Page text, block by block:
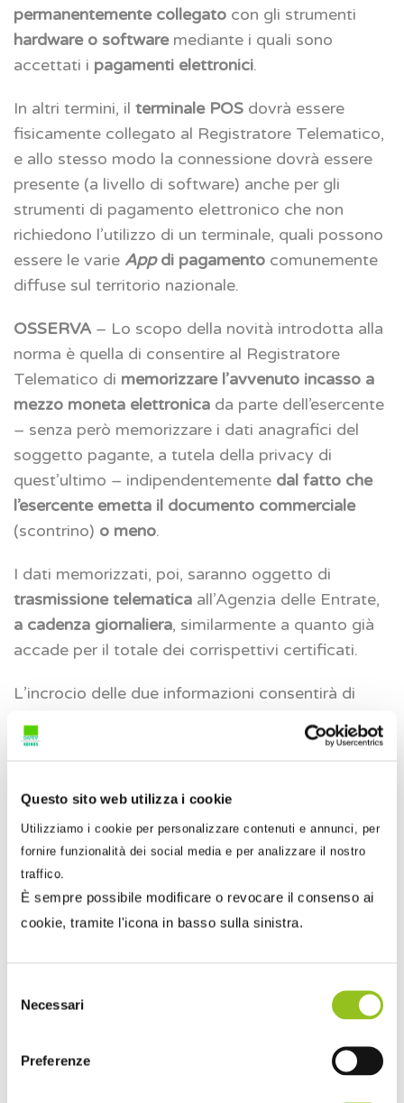
Questo sito web utilizza i cookie
Utilizziamo i cookie per personalizzare contenuti e annunci, per
fornire funzionalità dei social media e per analizzare il nostro
traffico.
È sempre possibile modificare o revocare il consenso ai
cookie, tramite l'icona in basso sulla sinistra.
delNecessari
Preferenze
permanentemente collegato con gli strumenti
hardware o softwaremediante i quali sono
accettati i pagamenti elettronici.
In altri termini, il terminale POS dovrà essere
fisicamente collegato al Registratore Telematico,
e allo stesso modo la connessione dovrà essere
presente (a livello di software) anche per gli
strumenti di pagamento elettronico che non
richiedono l’utilizzo di un terminale, quali possono
essere le varie Appdi pagamento comunemente
diffuse sul territorio nazionale.
OSSERVA – Lo scopo della novità introdotta alla
norma è quella di consentire al Registratore
Telematico di memorizzare l’avvenuto incasso a
mezzo moneta elettronica da parte dell’esercente
– senza però memorizzare i dati anagrafici del
soggetto pagante, a tutela della privacy di
quest’ultimo – indipendentemente dal fatto che
l’esercente emetta il documento commerciale
(scontrino) o meno.
I dati memorizzati, poi, saranno oggetto di
trasmissione telematica all’Agenzia delle Entrate,
a cadenza giornaliera, similarmente a quanto già
accade per il totale dei corrispettivi certificati.
L’incrocio delle due informazioni consentirà di
(ovvero l’avvenuto incasso in moneta elettronica
mentre ora le eventuali differenze possono
emergere solo dall’incrocio dei dati dei
corrispettivi elettronici trasmessi dagli esercenti e
dai dati dei totali dei pagamenti elettronici
effettuati a favore degli stessi, attualmente
trasmessi all’Agenzia delle Entrate a cura delle